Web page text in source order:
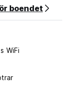
boendet
WiFi